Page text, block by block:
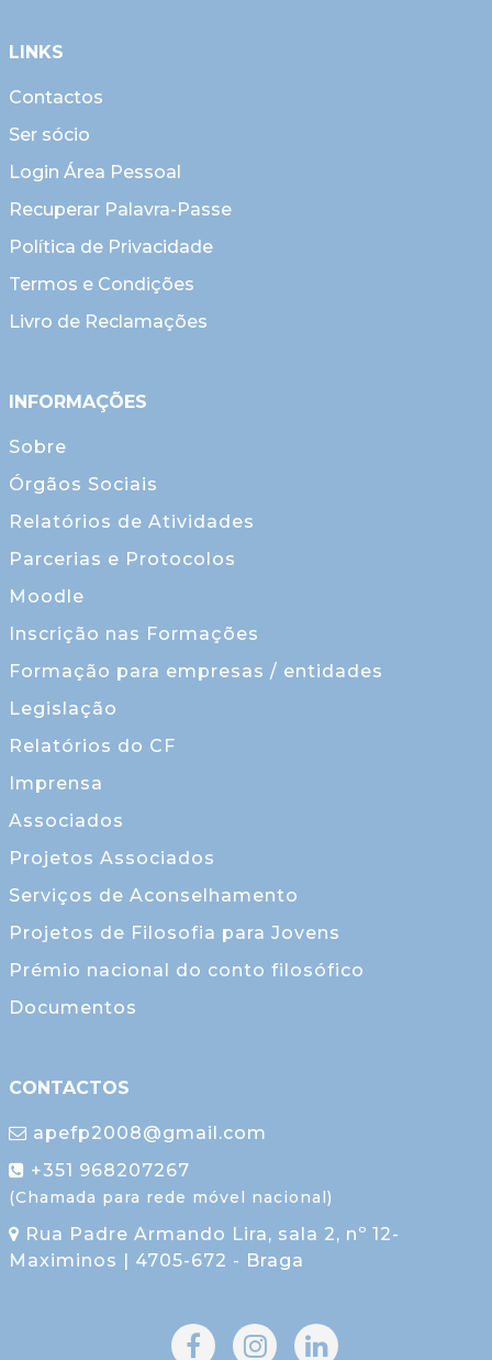
LINKS
Contactos
Ser sócio
Login Área Pessoal
Recuperar Palavra-Passe
Política de Privacidade
Termos e Condições
Livro de Reclamações
INFORMAÇÕES
Sobre
Órgãos Sociais
Relatórios de Atividades
Parcerias e Protocolos
Moodle
Inscrição nas Formações
Formação para empresas / entidades
Legislação
Relatórios do CF
Imprensa
Associados
Projetos Associados
Serviços de Aconselhamento
Projetos de Filosofia para Jovens
Prémio nacional do conto filosófico
Documentos
CONTACTOS
apefp2008@gmail.com
+351 968207267
(Chamada para rede móvel nacional)
Rua Padre Armando Lira, sala 2, nº 12-
Maximinos | 4705-672 - Braga